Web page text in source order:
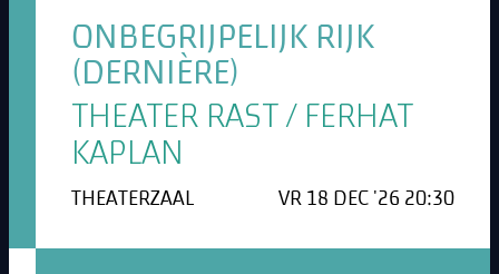
ONBEGRIJPELIJK RIJK
(DERNIÈRE)
THEATER RAST / FERHAT
KAPLAN
THEATERZAAL VR 18 DEC '26 20:30